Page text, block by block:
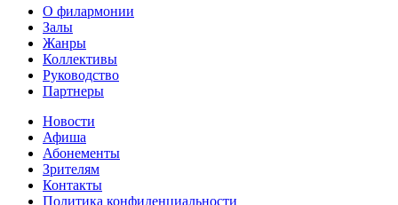
О филармонии
Залы
Жанры
Коллективы
Руководство
Партнеры
Новости
Афиша
Абонементы
Зрителям
Контакты
Политика конфиденциальности